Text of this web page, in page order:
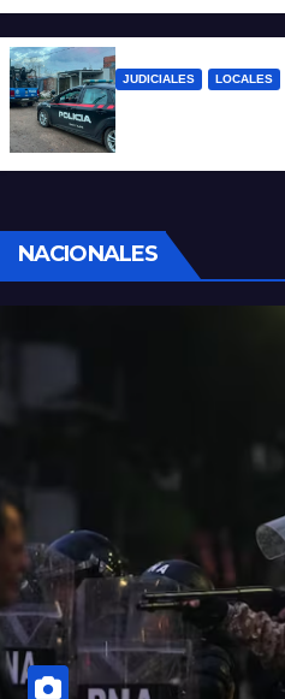
JUDICIALES LOCALES
NACIONALES